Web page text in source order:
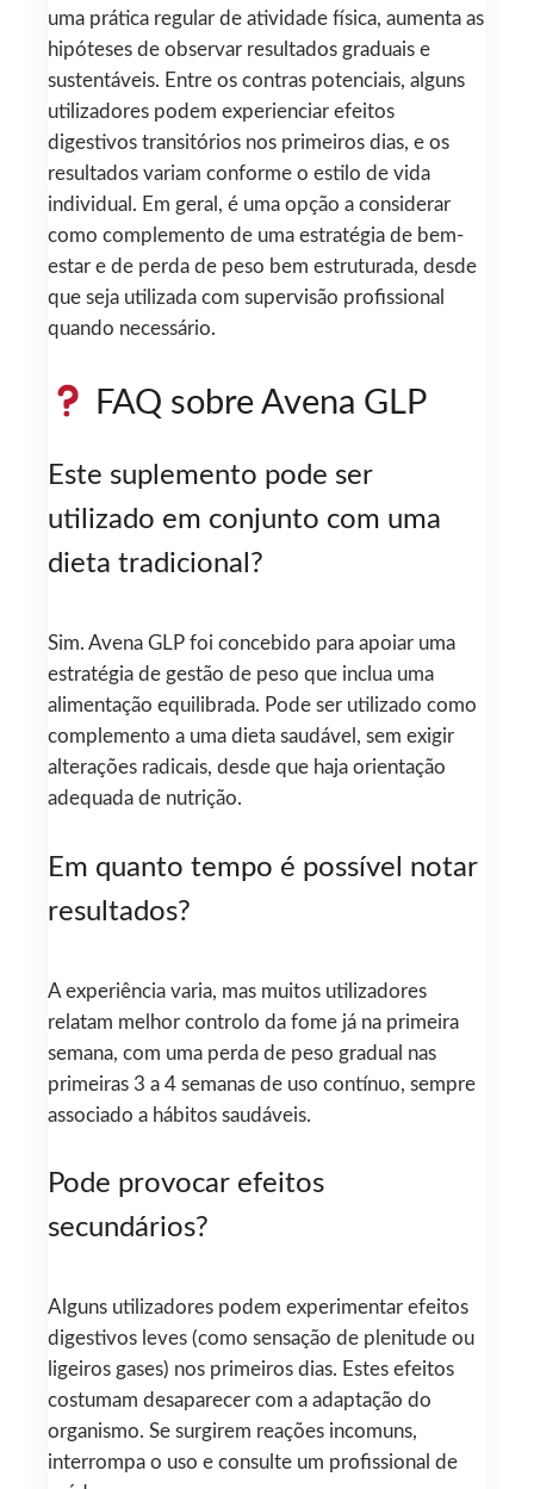
uma prática regular de atividade física, aumenta as
hipóteses de observar resultados graduais e
sustentáveis. Entre os contras potenciais, alguns
utilizadores podem experienciar efeitos
digestivos transitórios nos primeiros dias, e os
resultados variam conforme o estilo de vida
individual. Em geral, é uma opção a considerar
como complemento de uma estratégia de bem-
estar e de perda de peso bem estruturada, desde
que seja utilizada com supervisão profissional
quando necessário.
FAQ sobre Avena GLP
Este suplemento pode ser
utilizado em conjunto com uma
dieta tradicional?
Sim. Avena GLP foi concebido para apoiar uma
estratégia de gestão de peso que inclua uma
alimentação equilibrada. Pode ser utilizado como
complemento a uma dieta saudável, sem exigir
alterações radicais, desde que haja orientação
adequada de nutrição.
Em quanto tempo é possível notar
resultados?
A experiência varia, mas muitos utilizadores
relatam melhor controlo da fome já na primeira
semana, com uma perda de peso gradual nas
primeiras 3 a 4 semanas de uso contínuo, sempre
associado a hábitos saudáveis.
Pode provocar efeitos
secundários?
Alguns utilizadores podem experimentar efeitos
digestivos leves (como sensação de plenitude ou
ligeiros gases) nos primeiros dias. Estes efeitos
costumam desaparecer com a adaptação do
organismo. Se surgirem reações incomuns,
interrompa o uso e consulte um profissional de